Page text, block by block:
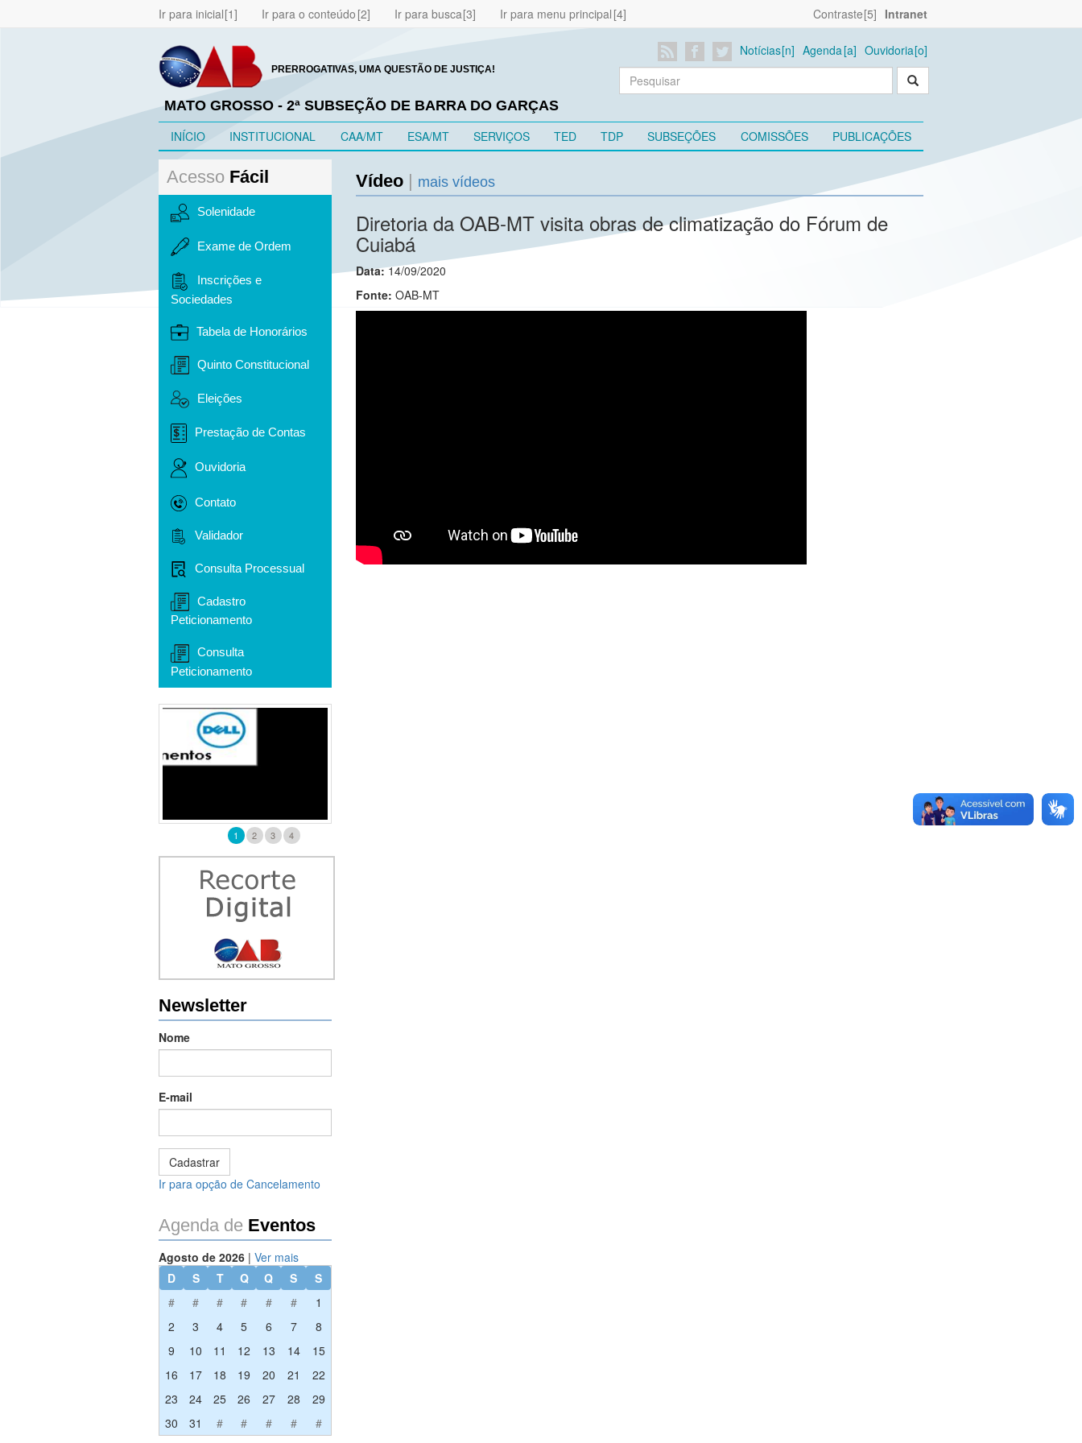
Ir para inicial Ir para o conteúdo Ir para busca Ir para menu principal Contraste Intranet
PRERROGATIVAS, UMA QUESTÃO DE JUSTIÇA!
MATO GROSSO - 2ª SUBSEÇÃO DE BARRA DO GARÇAS
Notícias Agenda Ouvidoria
INÍCIO INSTITUCIONAL CAA/MT ESA/MT SERVIÇOS TED TDP SUBSEÇÕES COMISSÕES PUBLICAÇÕES
Acesso Fácil
Solenidade
Exame de Ordem
Inscrições e
Sociedades
Tabela de Honorários
Quinto Constitucional
Eleições
Prestação de Contas
Ouvidoria
Contato
Validador
Consulta Processual
Cadastro
Peticionamento
Consulta
Peticionamento
1 2 3 4
Newsletter
Nome
E-mail
Ir para opção de Cancelamento
Agenda de Eventos
Agosto de 2026 | Ver mais
D
S T Q Q S
S
#
# # # # #
1
2
3 4 5 6 7
8
9
10 11 12 13 14
15
16
17 18 19 20 21
22
23
24 25 26 27 28
29
30
31 # # # # #
Vídeo mais vídeos
Diretoria da OAB-MT visita obras de climatização do Fórum de
Cuiabá
Data:14/09/2020
Fonte: OAB-MT